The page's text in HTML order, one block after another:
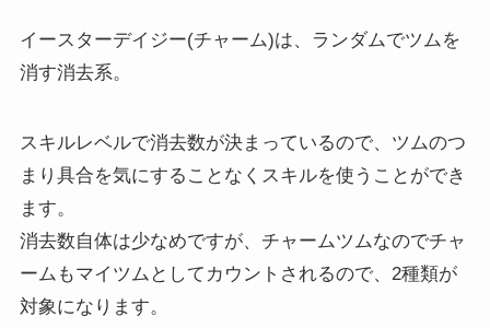
イースターデイジー(チャーム)は、ランダムでツムを
消す消去系。
スキルレベルで消去数が決まっているので、ツムのつ
まり具合を気にすることなくスキルを使うことができ
ます。
消去数自体は少なめですが、チャームツムなのでチャ
ームもマイツムとしてカウントされるので、2種類が
対象になります。